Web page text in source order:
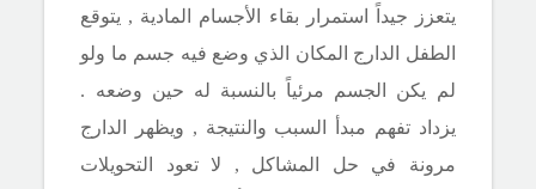
يتعزز جيداً استمرار بقاء الأجسام المادية , يتوقع
الطفل الدارج المكان الذي وضع فيه جسم ما ولو
لم يكن الجسم مرئياً بالنسبة له حين وضعه .
يزداد تفهم مبدأ السبب والنتيجة , ويظهر الدارج
مرونة في حل المشاكل , لا تعود التحويلات